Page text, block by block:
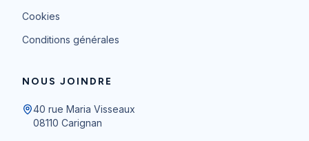
Cookies
Conditions générales
NOUS JOINDRE
40 rue Maria Visseaux
08110 Carignan